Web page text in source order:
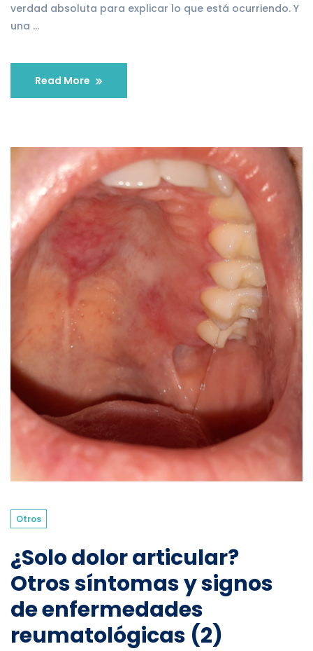
verdad absoluta para explicar lo que está ocurriendo. Y
una …
Read More
Otros
¿Solo dolor articular?
Otros síntomas y signos
de enfermedades
reumatológicas (2)